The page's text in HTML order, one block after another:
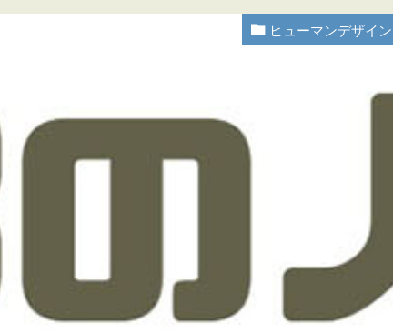
ヒューマンデザイン